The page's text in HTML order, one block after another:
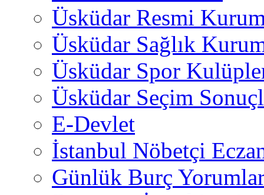
Üsküdar Resmi
Üsküdar Sağlık
Üsküdar Spor
Üsküdar Seçim
E-Devlet
İstanbul Nöbetçi
Günlük Burç